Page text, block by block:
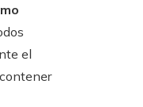
el